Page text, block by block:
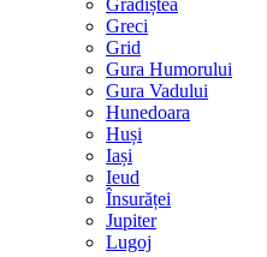
Grădiștea
Greci
Grid
Gura Humorului
Gura Vadului
Hunedoara
Huși
Iași
Ieud
Însurăței
Jupiter
Lugoj